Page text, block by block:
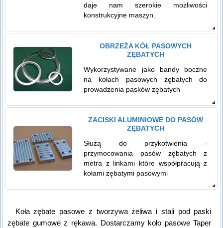
daje nam szerokie możliwości
konstrukcyjne maszyn.
OBRZEŻA KÓŁ PASOWYCH
ZĘBATYCH
Wykorzystywane jako bandy boczne
na kołach pasowych zębatych do
prowadzenia pasków zębatych
ZACISKI ALUMINIOWE DO PASÓW
ZĘBATYCH
Służą do przykotwienia -
przymocowania pasów zębatych z
metra z linkami które współpracują z
kołami zębatymi pasowymi
Koła zębate pasowe z tworzywa żeliwa i stali pod paski
zębate gumowe z rękawa. Dostarczamy koło pasowe Taper